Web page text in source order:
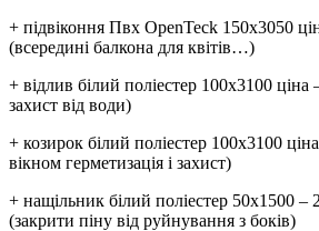
+ підвіконня Пвх OpenTeck 150х3050
(всередині балкона для квітів…)
+ відлив білий поліестер 100х3100 ціна
захист від води)
+ козирок білий поліестер 100х3100
вікном герметизація і захист)
+ нащільник білий поліестер 50х1500 –
(закрити піну від руйнування з боків)